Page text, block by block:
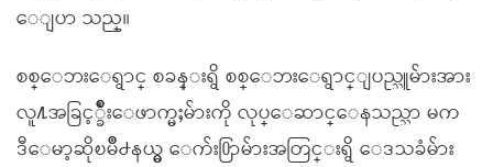
ေျပာ သည္။
စစ္ေဘးေရွာင္ စခန္းရွိ စစ္ေဘးေရွာင္ျပည္သူမ်ားအား
လူ႔အခြင့္ခ်ိဳးေဖာက္မႈမ်ားကို လုပ္ေဆာင္ေနသည္သာ မက
ဒီေမာ့ဆိုၿမိဳ႕နယ္မွ ေက်း႐ြာမ်ားအတြင္းရွိ ေဒသခံမ်ား